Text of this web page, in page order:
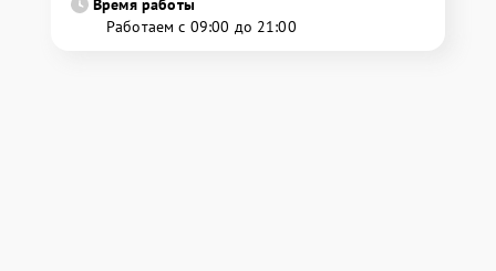
Время работы
Работаем с 09:00 до 21:00